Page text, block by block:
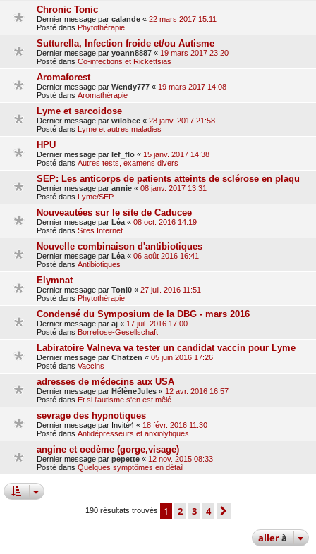
Chronic Tonic
Dernier message par calande « 22 mars 2017 15:11
Posté dans Phytothérapie
Sutturella, Infection froide et/ou Autisme
Dernier message par yoann8887 « 19 mars 2017 23:20
Posté dans Co-infections et Rickettsias
Aromaforest
Dernier message par Wendy777 « 19 mars 2017 14:08
Posté dans Aromathérapie
Lyme et sarcoidose
Dernier message par wilobee « 28 janv. 2017 21:58
Posté dans Lyme et autres maladies
HPU
Dernier message par lef_flo « 15 janv. 2017 14:38
Posté dans Autres tests, examens divers
SEP: Les anticorps de patients atteints de sclérose en plaqu
Dernier message par annie « 08 janv. 2017 13:31
Posté dans Lyme/SEP
Nouveautées sur le site de Caducee
Dernier message par Léa « 08 oct. 2016 14:19
Posté dans Sites Internet
Nouvelle combinaison d'antibiotiques
Dernier message par Léa « 06 août 2016 16:41
Posté dans Antibiotiques
Elymnat
Dernier message par Toni0 « 27 juil. 2016 11:51
Posté dans Phytothérapie
Condensé du Symposium de la DBG - mars 2016
Dernier message par aj « 17 juil. 2016 17:00
Posté dans Borreliose-Gesellschaft
Labiratoire Valneva va tester un candidat vaccin pour Lyme
Dernier message par Chatzen « 05 juin 2016 17:26
Posté dans Vaccins
adresses de médecins aux USA
Dernier message par HélèneJules « 12 avr. 2016 16:57
Posté dans Et si l'autisme s'en est mêlé...
sevrage des hypnotiques
Dernier message par Invité4 « 18 févr. 2016 11:30
Posté dans Antidépresseurs et anxiolytiques
angine et oedème (gorge,visage)
Dernier message par pepette « 12 nov. 2015 08:33
Posté dans Quelques symptômes en détail
190 résultats trouvés 1 2 3 4
allerà